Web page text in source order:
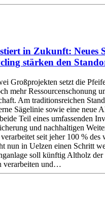
in Zukunft: Neues
stärken den
Großprojekten setzt die
mehr Ressourcenschonung
Am traditionsreichen
Sägelinie sowie eine neue
Teil eines umfassenden
und nachhaltigen
seit jeher 100 %
nun in Uelzen einen Schritt
soll künftig Altholz der
verarbeiten und…